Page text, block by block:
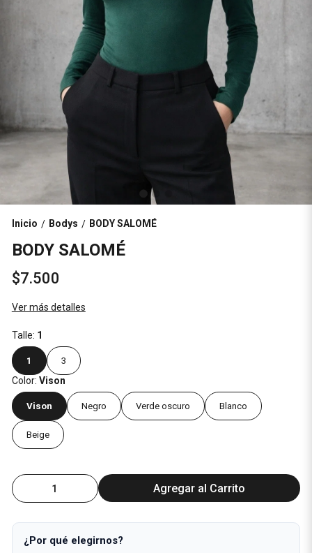
Inicio / Bodys / BODY SALOMÉ
BODY SALOMÉ
$7.500
Ver más detalles
Talle: 1
1 3
Color: Vison
Vison Negro Verde oscuro Blanco
Beige
Agregar al Carrito
¿Por qué elegirnos?